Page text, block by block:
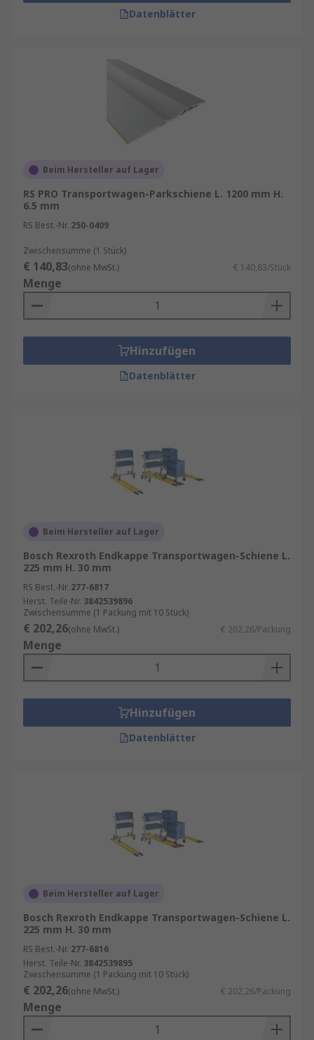
Datenblätter
Beim Hersteller auf Lager
RS PRO Transportwagen-Parkschiene L. 1200 mm H.
6.5 mm
RS Best.-Nr. 250-0409
Zwischensumme (1 Stück)
€ 140,83(ohne MwSt.) € 140,83/Stück
Menge
Hinzufügen
Datenblätter
Beim Hersteller auf Lager
Bosch Rexroth Endkappe Transportwagen-Schiene L.
225 mm H. 30 mm
RS Best.-Nr. 277-6817
Herst. Teile-Nr. 3842539896
Zwischensumme (1 Packung mit 10 Stück)
€ 202,26(ohne MwSt.) € 202,26/Packung
Menge
Hinzufügen
Datenblätter
Beim Hersteller auf Lager
Bosch Rexroth Endkappe Transportwagen-Schiene L.
225 mm H. 30 mm
RS Best.-Nr. 277-6816
Herst. Teile-Nr. 3842539895
Zwischensumme (1 Packung mit 10 Stück)
€ 202,26(ohne MwSt.) € 202,26/Packung
Menge